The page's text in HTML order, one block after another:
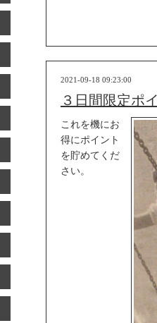
2021-09-18 09:23:00
３日間限定ポ
これを機にお
得にポイント
を貯めてくだ
さい。